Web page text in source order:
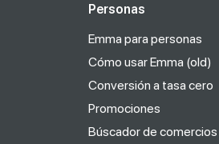
Personas
Emma para personas
Cómo usar Emma (old)
Conversión a tasa cero
Promociones
Búscador de comercios